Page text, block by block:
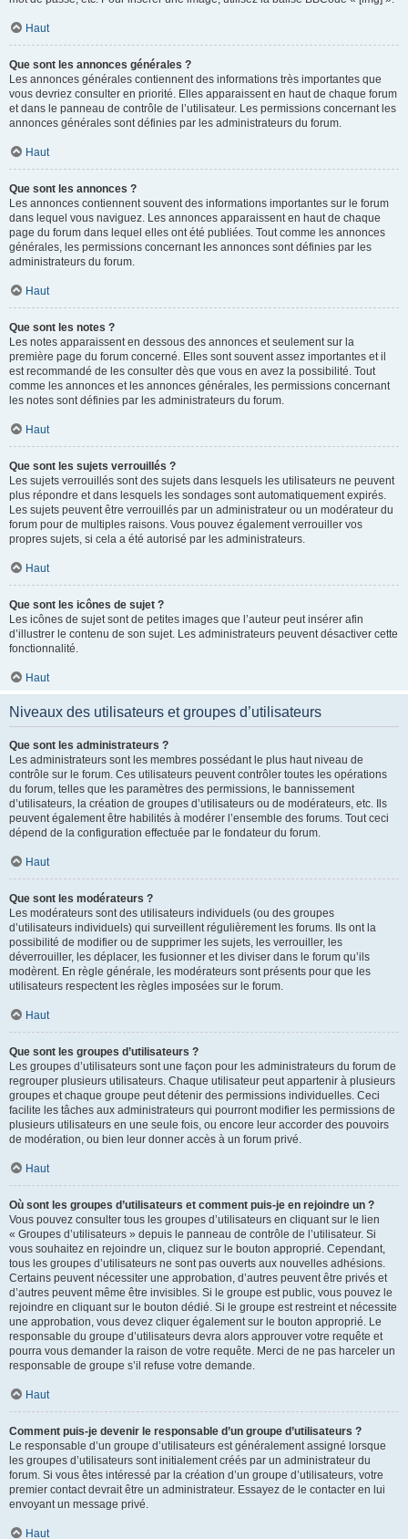
Haut
Que sont les annonces générales ?
Les annonces générales contiennent des informations très importantes que
vous devriez consulter en priorité. Elles apparaissent en haut de chaque forum
et dans le panneau de contrôle de l’utilisateur. Les permissions concernant les
annonces générales sont définies par les administrateurs du forum.
Haut
Que sont les annonces ?
Les annonces contiennent souvent des informations importantes sur le forum
dans lequel vous naviguez. Les annonces apparaissent en haut de chaque
page du forum dans lequel elles ont été publiées. Tout comme les annonces
générales, les permissions concernant les annonces sont définies par les
administrateurs du forum.
Haut
Que sont les notes ?
Les notes apparaissent en dessous des annonces et seulement sur la
première page du forum concerné. Elles sont souvent assez importantes et il
est recommandé de les consulter dès que vous en avez la possibilité. Tout
comme les annonces et les annonces générales, les permissions concernant
les notes sont définies par les administrateurs du forum.
Haut
Que sont les sujets verrouillés ?
Les sujets verrouillés sont des sujets dans lesquels les utilisateurs ne peuvent
plus répondre et dans lesquels les sondages sont automatiquement expirés.
Les sujets peuvent être verrouillés par un administrateur ou un modérateur du
forum pour de multiples raisons. Vous pouvez également verrouiller vos
propres sujets, si cela a été autorisé par les administrateurs.
Haut
Que sont les icônes de sujet ?
Les icônes de sujet sont de petites images que l’auteur peut insérer afin
d’illustrer le contenu de son sujet. Les administrateurs peuvent désactiver cette
fonctionnalité.
Haut
Niveaux des utilisateurs et groupes d’utilisateurs
Que sont les administrateurs ?
Les administrateurs sont les membres possédant le plus haut niveau de
contrôle sur le forum. Ces utilisateurs peuvent contrôler toutes les opérations
du forum, telles que les paramètres des permissions, le bannissement
d’utilisateurs, la création de groupes d’utilisateurs ou de modérateurs, etc. Ils
peuvent également être habilités à modérer l’ensemble des forums. Tout ceci
dépend de la configuration effectuée par le fondateur du forum.
Haut
Que sont les modérateurs ?
Les modérateurs sont des utilisateurs individuels (ou des groupes
d’utilisateurs individuels) qui surveillent régulièrement les forums. Ils ont la
possibilité de modifier ou de supprimer les sujets, les verrouiller, les
déverrouiller, les déplacer, les fusionner et les diviser dans le forum qu’ils
modèrent. En règle générale, les modérateurs sont présents pour que les
utilisateurs respectent les règles imposées sur le forum.
Haut
Que sont les groupes d’utilisateurs ?
Les groupes d’utilisateurs sont une façon pour les administrateurs du forum de
regrouper plusieurs utilisateurs. Chaque utilisateur peut appartenir à plusieurs
groupes et chaque groupe peut détenir des permissions individuelles. Ceci
facilite les tâches aux administrateurs qui pourront modifier les permissions de
plusieurs utilisateurs en une seule fois, ou encore leur accorder des pouvoirs
de modération, ou bien leur donner accès à un forum privé.
Haut
Où sont les groupes d’utilisateurs et comment puis-je en rejoindre un ?
Vous pouvez consulter tous les groupes d’utilisateurs en cliquant sur le lien
« Groupes d’utilisateurs » depuis le panneau de contrôle de l’utilisateur. Si
vous souhaitez en rejoindre un, cliquez sur le bouton approprié. Cependant,
tous les groupes d’utilisateurs ne sont pas ouverts aux nouvelles adhésions.
Certains peuvent nécessiter une approbation, d’autres peuvent être privés et
d’autres peuvent même être invisibles. Si le groupe est public, vous pouvez le
rejoindre en cliquant sur le bouton dédié. Si le groupe est restreint et nécessite
une approbation, vous devez cliquer également sur le bouton approprié. Le
responsable du groupe d’utilisateurs devra alors approuver votre requête et
pourra vous demander la raison de votre requête. Merci de ne pas harceler un
responsable de groupe s’il refuse votre demande.
Haut
Comment puis-je devenir le responsable d’un groupe d’utilisateurs ?
Le responsable d’un groupe d’utilisateurs est généralement assigné lorsque
les groupes d’utilisateurs sont initialement créés par un administrateur du
forum. Si vous êtes intéressé par la création d’un groupe d’utilisateurs, votre
premier contact devrait être un administrateur. Essayez de le contacter en lui
envoyant un message privé.
Haut